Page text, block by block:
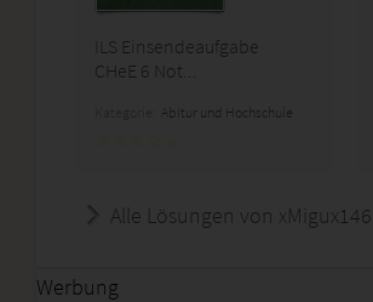
ILS Einsendeaufgabe
CHeE 6 Not...
Abitur und Hochschule
Alle Lösungen von
Werbung